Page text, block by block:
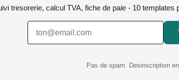
tresorerie, calcul TVA, fiche de paie - 10
Pas de spam. Desinscription